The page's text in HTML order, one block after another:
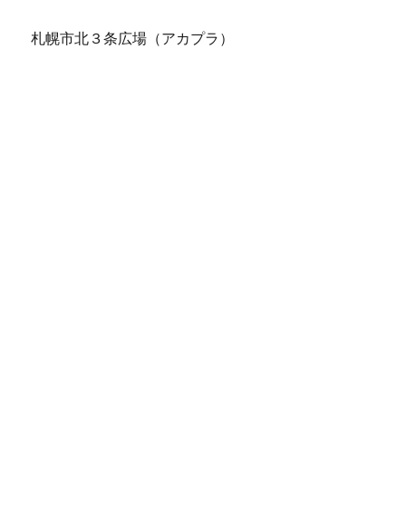
札幌市北３条広場（アカプラ）